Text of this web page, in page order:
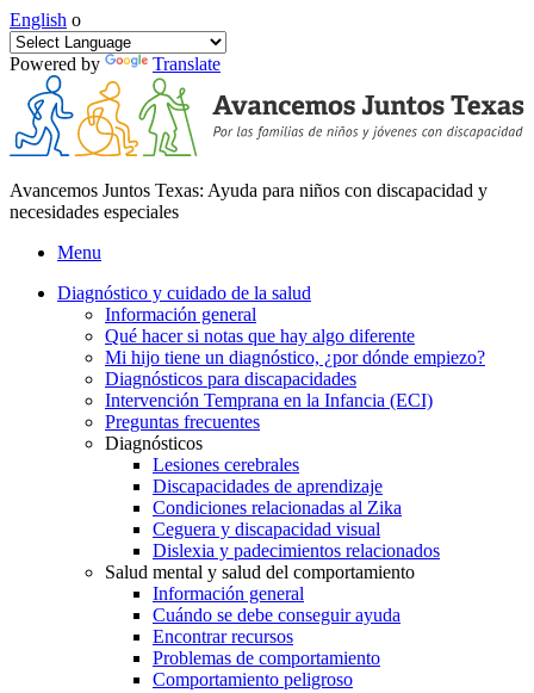
English o
Powered by Translate
Avancemos Juntos Texas: Ayuda para niños con discapacidad y
necesidades especiales
Menu
Diagnóstico y cuidado de la salud
Información general
Qué hacer si notas que hay algo diferente
Mi hijo tiene un diagnóstico, ¿por dónde empiezo?
Diagnósticos para discapacidades
Intervención Temprana en la Infancia (ECI)
Preguntas frecuentes
Diagnósticos
Lesiones cerebrales
Discapacidades de aprendizaje
Condiciones relacionadas al Zika
Ceguera y discapacidad visual
Dislexia y padecimientos relacionados
Salud mental y salud del comportamiento
Información general
Cuándo se debe conseguir ayuda
Encontrar recursos
Problemas de comportamiento
Comportamiento peligroso